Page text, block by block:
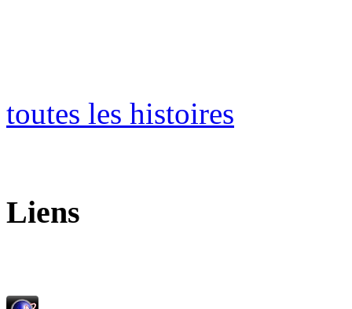
toutes les histoires
Liens